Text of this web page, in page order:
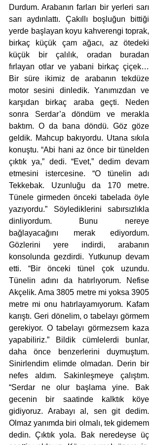
Durdum. Arabanın farları bir yerleri sarı
sarı aydınlattı. Çakıllı boşluğun bittiği
yerde başlayan koyu kahverengi toprak,
birkaç küçük çam ağacı, az ötedeki
küçük bir çalılık, oradan buradan
fırlayan otlar ve yabani birkaç çiçek…
Bir süre ikimiz de arabanın tekdüze
motor sesini dinledik. Yanımızdan ve
karşıdan birkaç araba geçti. Neden
sonra Serdar’a döndüm ve merakla
baktım. O da bana döndü. Göz göze
geldik. Mahcup bakıyordu. Utana sıkıla
konuştu. “Abi hani az önce bir tünelden
çıktık ya,” dedi. “Evet,” dedim devam
etmesini istercesine. “O tünelin adı
Tekkebak. Uzunluğu da 170 metre.
Tünele girmeden önceki tabelada öyle
yazıyordu.” Söylediklerini sabırsızlıkla
dinliyordum. Bunu nereye
bağlayacağını merak ediyordum.
Gözlerini yere indirdi, arabanın
konsolunda gezdirdi. Yutkunup devam
etti. “Bir önceki tünel çok uzundu.
Tünelin adını da hatırlıyorum. Nefise
Akçelik. Ama 3805 metre mi yoksa 3905
metre mi onu hatırlayamıyorum. Kafam
karıştı. Geri dönelim, o tabelayı görmem
gerekiyor. O tabelayı görmezsem kaza
yapabiliriz.” Bildik cümlelerdi bunlar,
daha önce benzerlerini duymuştum.
Sinirlendim elimde olmadan. Derin bir
nefes aldım. Sakinleşmeye çalıştım.
“Serdar ne olur başlama yine. Bak
gecenin bir saatinde kalktık köye
gidiyoruz. Arabayı al, sen git dedim.
Olmaz yanımda biri olmalı, tek gidemem
dedin. Çıktık yola. Bak neredeyse üç